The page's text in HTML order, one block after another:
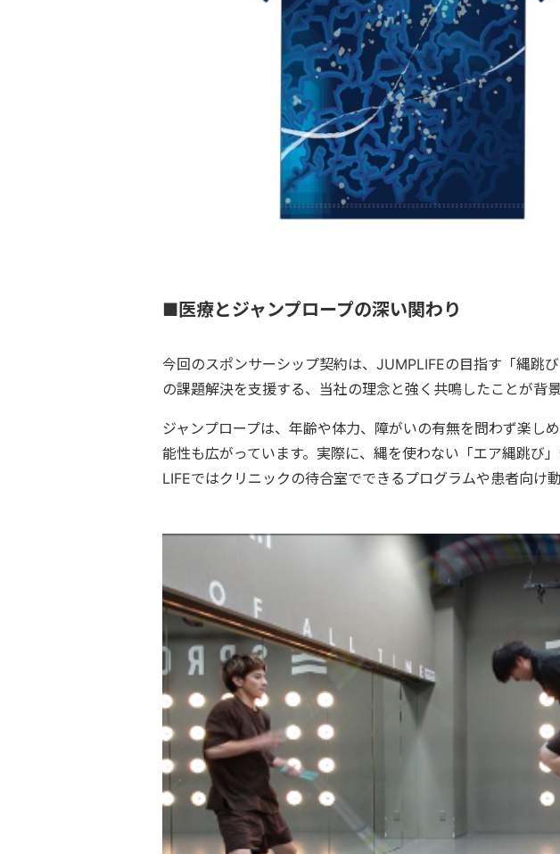
■医療とジャンプロープの深い関わり
今回のスポンサーシップ契約は、JUMPLIFEの目指す「縄跳
の課題解決を支援する、当社の理念と強く共鳴したことが背景
ジャンプロープは、年齢や体力、障がいの有無を問わず楽し
能性も広がっています。実際に、縄を使わない「エア縄跳び
LIFEではクリニックの待合室でできるプログラムや患者向け